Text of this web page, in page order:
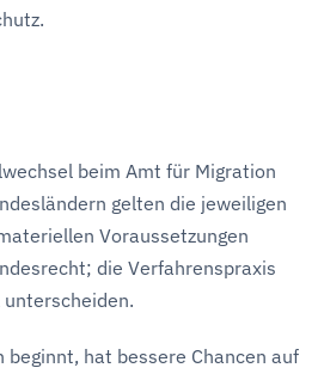
beim Amt für Migration
gelten die jeweiligen
Voraussetzungen
die Verfahrenspraxis
hat bessere Chancen auf